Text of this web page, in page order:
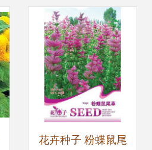
花卉种子 粉蝶鼠尾